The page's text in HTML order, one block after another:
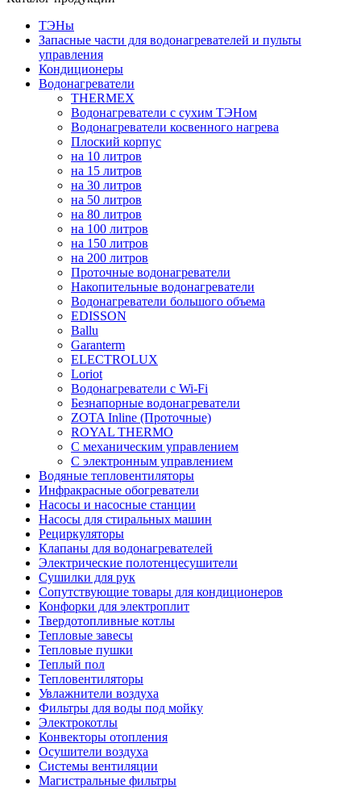
ТЭНы
Запасные части для водонагревателей и пульты
управления
Кондиционеры
Водонагреватели
THERMEX
Водонагреватели с сухим ТЭНом
Водонагреватели косвенного нагрева
Плоский корпус
на 10 литров
на 15 литров
на 30 литров
на 50 литров
на 80 литров
на 100 литров
на 150 литров
на 200 литров
Проточные водонагреватели
Накопительные водонагреватели
Водонагреватели большого объема
EDISSON
Ballu
Garanterm
ELECTROLUX
Loriot
Водонагреватели с Wi-Fi
Безнапорные водонагреватели
ZOTA Inline (Проточные)
ROYAL THERMO
С механическим управлением
С электронным управлением
Водяные тепловентиляторы
Инфракрасные обогреватели
Насосы и насосные станции
Насосы для стиральных машин
Рециркуляторы
Клапаны для водонагревателей
Электрические полотенцесушители
Сушилки для рук
Сопутствующие товары для кондиционеров
Конфорки для электроплит
Твердотопливные котлы
Тепловые завесы
Тепловые пушки
Теплый пол
Тепловентиляторы
Увлажнители воздуха
Фильтры для воды под мойку
Электрокотлы
Конвекторы отопления
Осушители воздуха
Системы вентиляции
Магистральные фильтры